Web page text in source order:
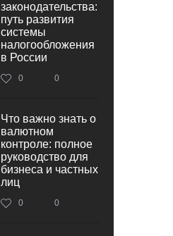
законодательства:
путь развития
системы
налогообложения
в России
0 0
Что важно знать о
валютном
контроле: полное
руководство для
бизнеса и частных
лиц
0 0